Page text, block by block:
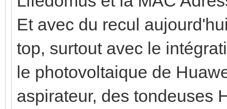
Et avec du recul
top, surtout avec le
le photovoltaique de
aspirateur, des tondeuses